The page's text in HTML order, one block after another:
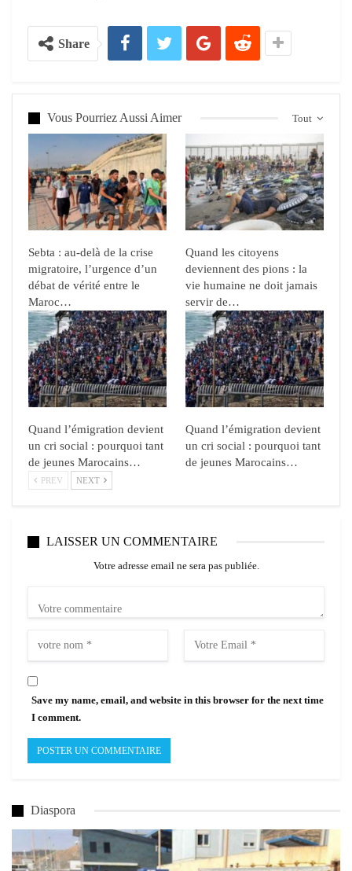
Share
Tout
Vous Pourriez Aussi Aimer
Sebta : au-delà de la crise
migratoire, l’urgence d’un
débat de vérité entre le
Maroc…
Quand les citoyens
deviennent des pions : la
vie humaine ne doit jamais
servir de…
Quand l’émigration devient
un cri social : pourquoi tant
de jeunes Marocains…
Quand l’émigration devient
un cri social : pourquoi tant
de jeunes Marocains…
PREV NEXT
LAISSER UN COMMENTAIRE
Votre adresse email ne sera pas publiée.
Save my name, email, and website in this browser for the next time
I comment.
Diaspora